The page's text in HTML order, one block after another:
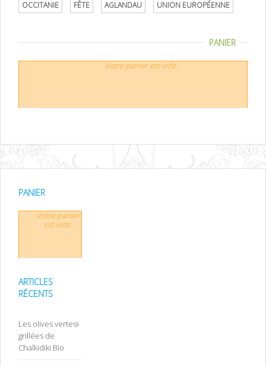
OCCITANIE FÊTE AGLANDAU UNION EUROPÉENNE
PANIER
Votre panier est vide.
PANIER
Votre panier
est vide.
ARTICLES
RÉCENTS
Les olives vertes
grillées de
Chalkidiki Bio